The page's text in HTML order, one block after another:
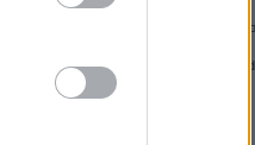
es la puerta de entrada a
Navega por las portadas de los
del otro extremo del mundo.